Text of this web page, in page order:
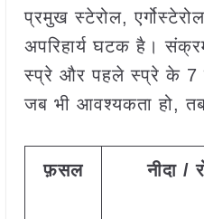
प्रमुख स्टेरोल,
अपरिहार्य घटक है।
स्प्रे और पहले स्प्रे के 7
जब भी आवश्यकता हो,
फ़सल नीदा /